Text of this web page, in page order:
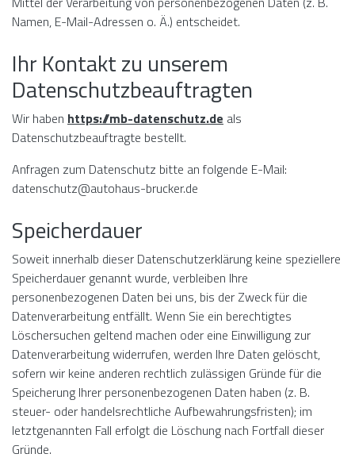
Namen, E-Mail-Adressen o. Ä.) entscheidet.
Ihr Kontakt zu unserem
Datenschutzbeauftragten
Wir haben https://mb-datenschutz.de als
Datenschutzbeauftragte bestellt.
Anfragen zum Datenschutz bitte an folgende E-Mail:
datenschutz@autohaus-brucker.de
Speicherdauer
Soweit innerhalb dieser Datenschutzerklärung keine speziellere
Speicherdauer genannt wurde, verbleiben Ihre
personenbezogenen Daten bei uns, bis der Zweck für die
Datenverarbeitung entfällt. Wenn Sie ein berechtigtes
Löschersuchen geltend machen oder eine Einwilligung zur
Datenverarbeitung widerrufen, werden Ihre Daten gelöscht,
sofern wir keine anderen rechtlich zulässigen Gründe für die
Speicherung Ihrer personenbezogenen Daten haben (z. B.
steuer- oder handelsrechtliche Aufbewahrungsfristen); im
letztgenannten Fall erfolgt die Löschung nach Fortfall dieser
Gründe.